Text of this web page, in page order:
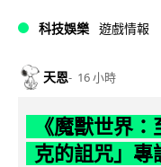
科技娛樂 遊戲情報
天恩 16 小時
《魔獸世界
克的詛咒」專